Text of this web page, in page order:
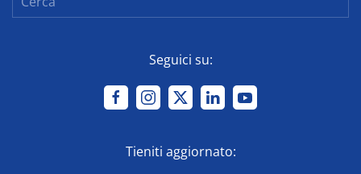
Seguici su:
Tieniti aggiornato: